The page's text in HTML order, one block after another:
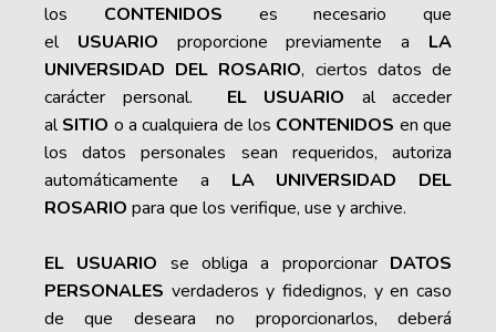
los CONTENIDOS es necesario que
el USUARIO proporcione previamente a LA
UNIVERSIDAD DEL ROSARIO, ciertos datos de
carácter personal. EL USUARIO al acceder
alSITIO o a cualquiera de los CONTENIDOS en que
los datos personales sean requeridos, autoriza
automáticamente a LA UNIVERSIDAD DEL
ROSARIO para que los verifique, use y archive.
EL USUARIO se obliga a proporcionar DATOS
PERSONALES verdaderos y fidedignos, y en caso
de que deseara no proporcionarlos, deberá